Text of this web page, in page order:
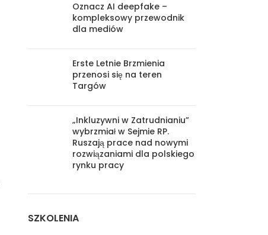
Oznacz AI deepfake –
kompleksowy przewodnik
dla mediów
Erste Letnie Brzmienia
przenosi się na teren
Targów
„Inkluzywni w Zatrudnianiu”
wybrzmiał w Sejmie RP.
Ruszają prace nad nowymi
rozwiązaniami dla polskiego
rynku pracy
SZKOLENIA